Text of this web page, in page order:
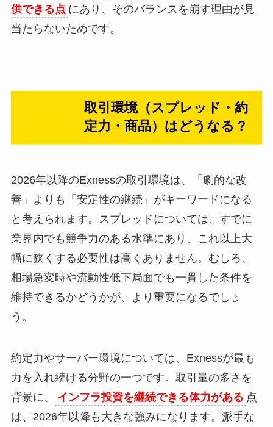
供できる点 にあり、そのバランスを崩す理由が見
当たらないためです。
取引環境（スプレッド・約
定力・商品）はどうなる？
2026年以降のExnessの取引環境は、「劇的な改
善」よりも「安定性の継続」がキーワードになる
と考えられます。スプレッドについては、すでに
業界内でも競争力のある水準にあり、これ以上大
幅に狭くする必要性は高くありません。むしろ、
相場急変時や流動性低下局面でも一貫した条件を
維持できるかどうかが、より重要になるでしょ
う。
約定力やサーバー環境については、Exnessが最も
力を入れ続ける分野の一つです。取引量の多さを
背景に、
インフラ投資を継続できる体力がある 点
は、2026年以降も大きな強みになります。派手な